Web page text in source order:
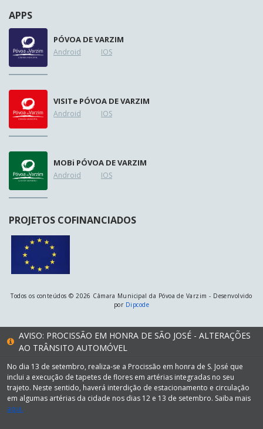
APPS
PÓVOA DE VARZIM
Android IOS
VISITe PÓVOA DE VARZIM
Android IOS
MOBi PÓVOA DE VARZIM
Android IOS
PROJETOS COFINANCIADOS
Todos os conteúdos © 2026 Câmara Municipal da Póvoa de Varzim - Desenvolvido
por Dipcode
AVISO: PROCISSÃO EM HONRA DE SÃO JOSÉ - ALTERAÇÕES
AO TRÂNSITO AUTOMÓVEL
No dia 13 de setembro, realiza-se a Procissão em honra de S. José que
inclui a execução de tapetes de flores em artérias integradas no seu
trajeto. Neste sentido, haverá interdição de estacionamento e circulação
em algumas artérias da cidade nos dias 12 e 13 de setembro. Saiba mais
aqui.